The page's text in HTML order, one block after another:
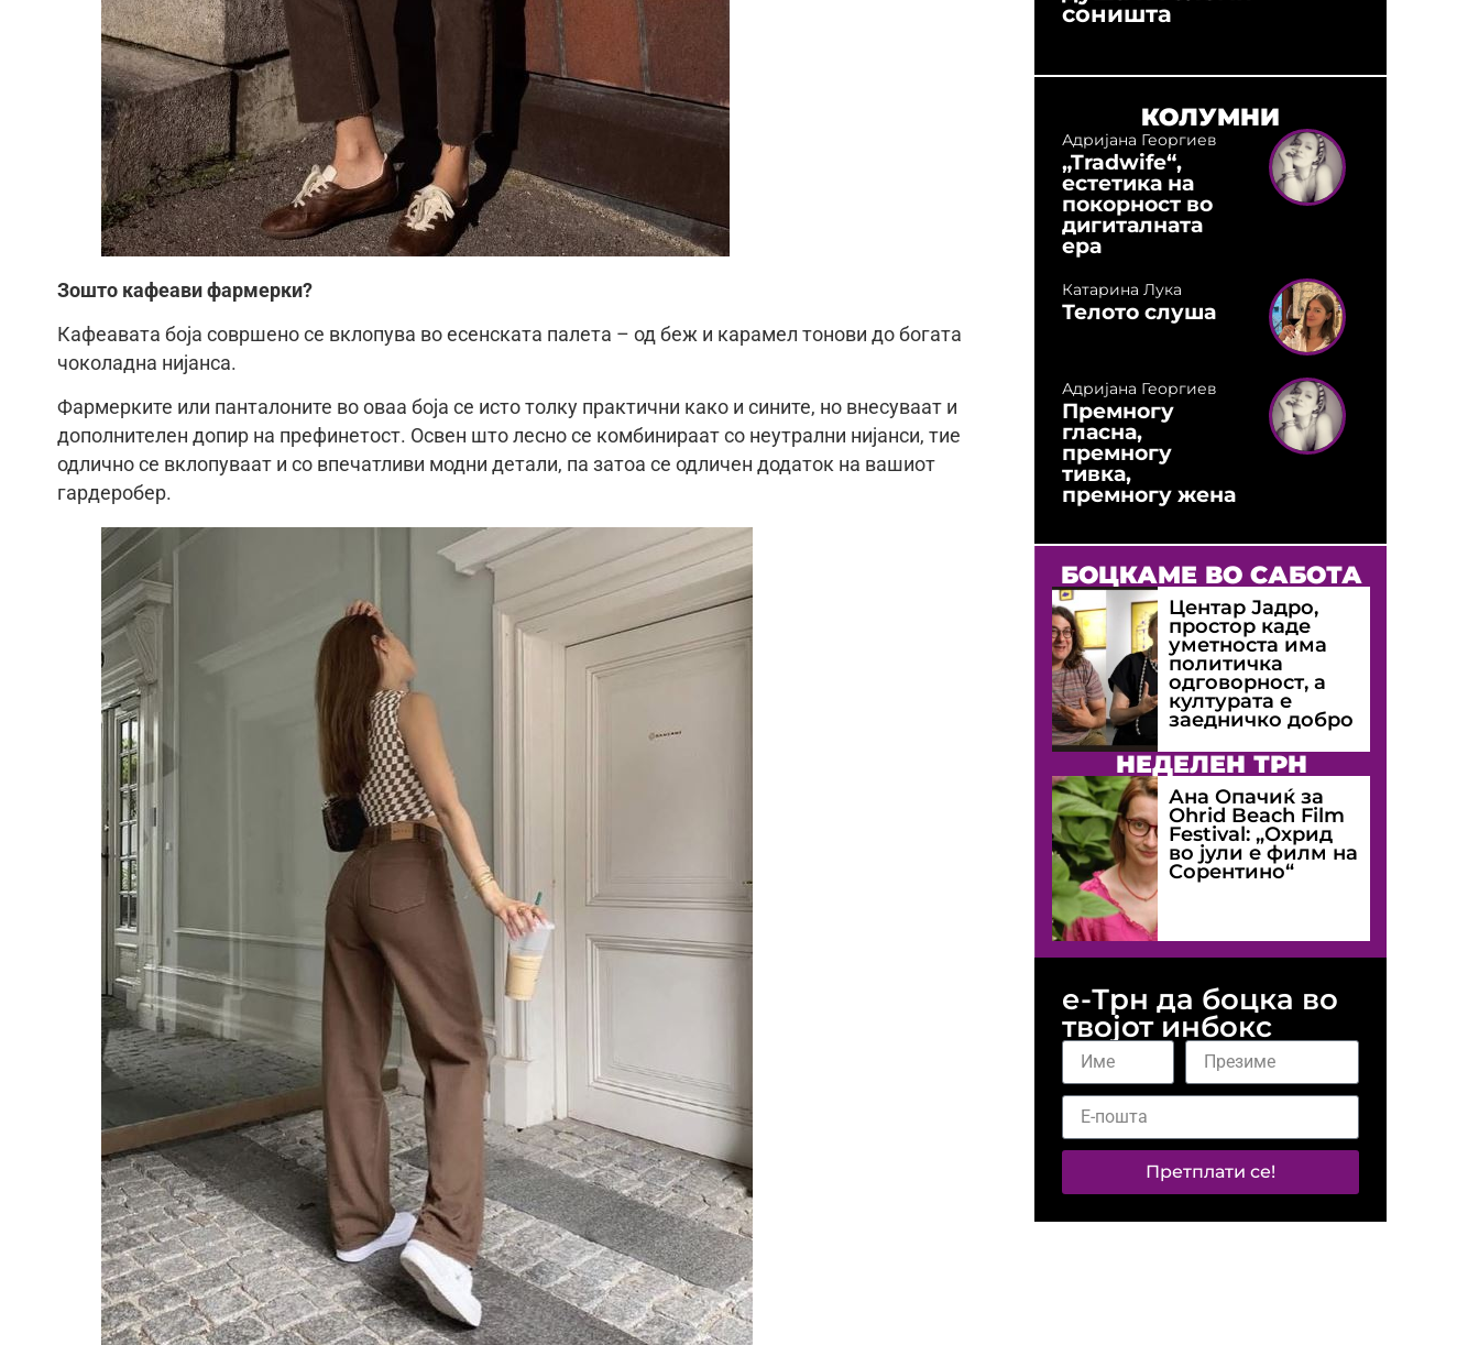
Зошто кафеави фармерки?
Кафеавата боја совршено се вклопува во есенската палета – од беж и карамел тонови до богата
чоколадна нијанса.
Фармерките или панталоните во оваа боја се исто толку практични како и сините, но внесуваат и
дополнителен допир на префинетост. Освен што лесно се комбинираат со неутрални нијанси, тие
одлично се вклопуваат и со впечатливи модни детали, па затоа се одличен додаток на вашиот
гардеробер.
соништа
КОЛУМНИ
Адријана Георгиев
„Tradwife“,
естетика на
покорност во
дигиталната
ера
Катарина Лука
Телото слуша
Адријана Георгиев
Премногу
гласна,
премногу
тивка,
премногу жена
БОЦКАМЕ ВО САБОТА
Центар Јадро,
простор каде
уметноста има
политичка
одговорност, а
културата е
заедничко добро
НЕДЕЛЕН ТРН
Ана Опачиќ за
Оhrid Beach Film
Festival: „Охрид
во јули е филм на
Сорентино“
е-Трн да боцка во
твојот инбокс
Претплати се!